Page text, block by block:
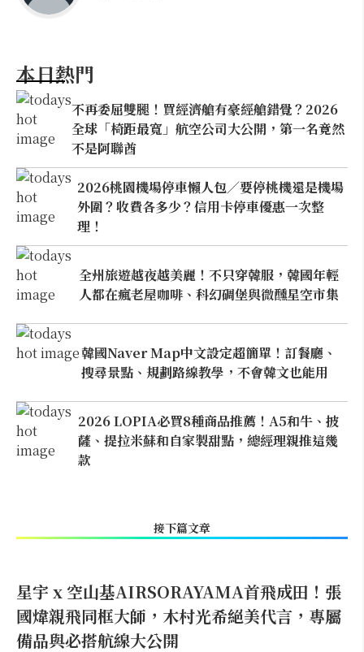
本日熱門
不再委屈雙腿！買經濟艙有豪經艙錯覺？2026
全球「椅距最寬」航空公司大公開，第一名竟然
不是阿聯酋
2026桃園機場停車懶人包／要停桃機還是機場
外圍？收費各多少？信用卡停車優惠一次整
理！
全州旅遊越夜越美麗！不只穿韓服，韓國年輕
人都在瘋老屋咖啡、科幻碉堡與微醺星空市集
韓國Naver Map中文設定超簡單！訂餐廳、
搜尋景點、規劃路線教學，不會韓文也能用
2026 LOPIA必買8種商品推薦！A5和牛、披
薩、提拉米蘇和自家製甜點，總經理親推這幾
款
接下篇文章
星宇 x 空山基AIRSORAYAMA首飛成田！張
國煒親飛同框大師，木村光希絕美代言，專屬
備品與必搭航線大公開